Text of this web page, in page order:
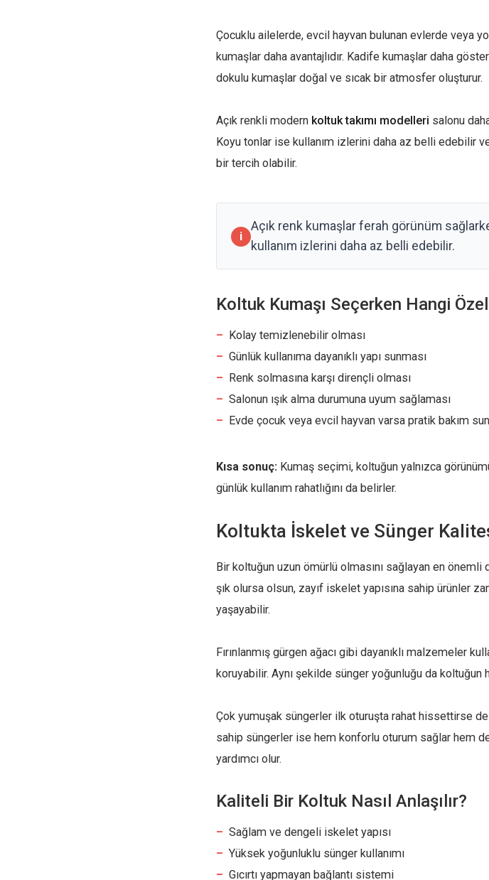
Çocuklu ailelerde, evcil hayvan bulunan evlerde veya
kumaşlar daha avantajlıdır. Kadife kumaşlar daha
dokulu kumaşlar doğal ve sıcak bir atmosfer oluşturur.
Açık renkli modern koltuk takımı modelleri salonu
Koyu tonlar ise kullanım izlerini daha az belli edebilir
bir tercih olabilir.
Açık renk kumaşlar ferah görünüm
kullanım izlerini daha az belli edebilir.
Koltuk Kumaşı Seçerken Hangi
Kolay temizlenebilir olması
Günlük kullanıma dayanıklı yapı sunması
Renk solmasına karşı dirençli olması
Salonun ışık alma durumuna uyum sağlaması
Evde çocuk veya evcil hayvan varsa pratik bakım
Kısa sonuç:Kumaş seçimi, koltuğun yalnızca
günlük kullanım rahatlığını da belirler.
Koltukta İskelet ve Sünger
Bir koltuğun uzun ömürlü olmasını sağlayan en önemli
şık olursa olsun, zayıf iskelet yapısına sahip ürünler
yaşayabilir.
Fırınlanmış gürgen ağacı gibi dayanıklı malzemeler
koruyabilir. Aynı şekilde sünger yoğunluğu da
Çok yumuşak süngerler ilk oturuşta rahat hissettirse
sahip süngerler ise hem konforlu oturum sağlar hem
yardımcı olur.
Kaliteli Bir Koltuk Nasıl Anlaşılır?
Sağlam ve dengeli iskelet yapısı
Yüksek yoğunluklu sünger kullanımı
Gıcırtı yapmayan bağlantı sistemi